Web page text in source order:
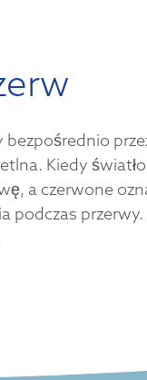
bezpośrednio
Kiedy
a czerwone
podczas przerwy.